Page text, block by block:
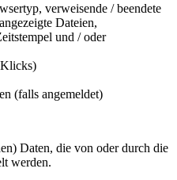
verweisende / beendete
Dateien,
und / oder
(falls angemeldet)
Daten, die von oder durch die
werden.